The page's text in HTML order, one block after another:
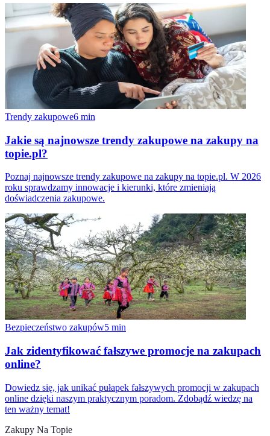
Trendy zakupowe6 min
Jakie są najnowsze trendy zakupowe na zakupy na
topie.pl?
Poznaj najnowsze trendy zakupowe na zakupy na topie.pl. W 2026
roku sprawdzamy innowacje i kierunki, które zmieniają
doświadczenia zakupowe.
Bezpieczeństwo zakupów5 min
Jak zidentyfikować fałszywe promocje na zakupach
online?
Dowiedz się, jak unikać pułapek fałszywych promocji w zakupach
online dzięki naszym praktycznym poradom. Zdobądź wiedzę na
ten ważny temat!
Zakupy Na Topie